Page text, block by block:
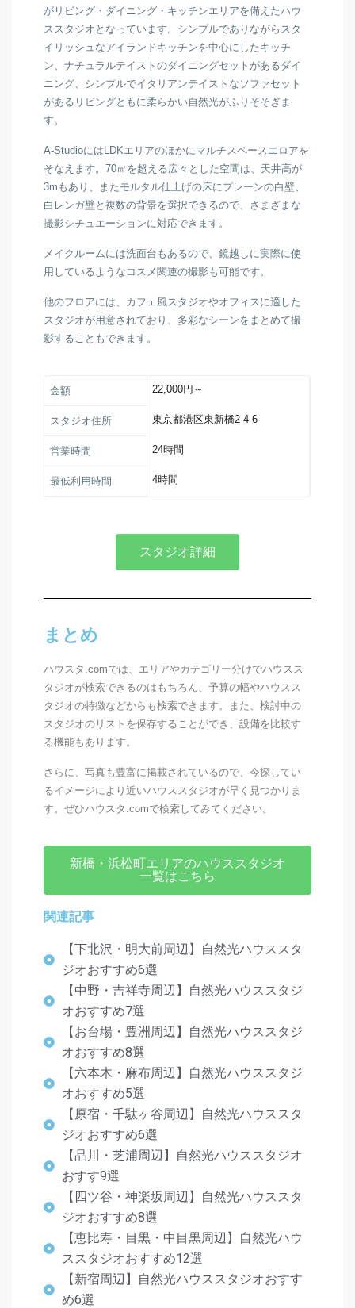
がリビング・ダイニング・キッチンエリアを備えたハウ
ス スタジオとなっています。シンプルでありながらスタ
イリッシュなアイランドキッチンを中心にしたキッチ
ン、ナチュラルテイストのダイニングセットがあるダイ
ニング、シンプルでイタリアンテイストなソファセット
があるリビングともに柔らかい自然光がふりそそぎま
す。
A-Studioには LDKエリアのほかにマルチスペースエロアを
そなえます。70㎡を超える広々とした空間は、天井高が
3mもあり、またモルタル仕上げの床にプレーンの白壁、
白レンガ壁と複数の背景を選択できるので、 さまざまな
撮影シチュエーションに対応できます。
メイクルームには洗面台もあるので、鏡越しに実際に使
用しているようなコスメ関連の撮影も可能です。
他のフロアには、カフェ風スタジオやオフィスに適した
スタジオが用意されており、多彩なシーンをまとめて撮
影することもできます。
金額 22,000円～
スタジオ住所 東京都港区東新橋2-4-6
営業時間 24時間
最低利用時間 4時間
スタジオ詳細
まとめ
ハウスタ.comでは、エリアやカテゴリー分けでハウスス
タジオが検索できるのはもちろん、予算の幅やハウスス
タジオの特徴などからも検索できます。また、検討中の
スタジオのリストを保存することができ、設備を比較す
る機能もあります。
さらに、写真も豊富に掲載されているので、今探してい
るイメージにより近いハウススタジオが早く見つかりま
す。ぜひハウスタ.comで検索してみてください。
新橋・浜松町エリアのハウススタジオ
一覧はこちら
関連記事
【下北沢・明大前周辺】自然光ハウススタ
ジオおすすめ6選
【中野・吉祥寺周辺】自然光ハウススタジ
オおすすめ7選
【お台場・豊洲周辺】自然光ハウススタジ
オおすすめ8選
【六本木・麻布周辺】自然光ハウススタジ
オおすすめ5選
【原宿・千駄ヶ谷周辺】自然光ハウススタ
ジオおすすめ6選
【品川・芝浦周辺】自然光ハウススタジオ
おすす9選
【四ツ谷・神楽坂周辺】自然光ハウススタ
ジオおすすめ8選
【恵比寿・目黒・中目黒周辺】自然光ハウ
ススタジオおすすめ12選
【新宿周辺】自然光ハウススタジオおすす
め6選